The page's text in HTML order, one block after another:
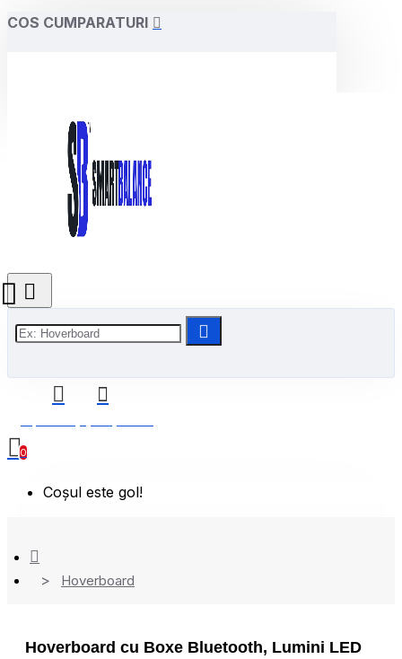
COS CUMPARATURI
0
Coșul este gol!
Hoverboard
Hoverboard cu Boxe Bluetooth, Lumini LED